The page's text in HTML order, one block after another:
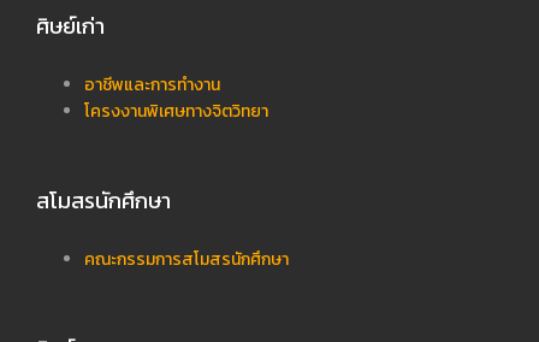
ศิษย์เก่า
อาชีพและการทำงาน
โครงงานพิเศษทางจิตวิทยา
สโมสรนักศึกษา
คณะกรรมการสโมสรนักศึกษา